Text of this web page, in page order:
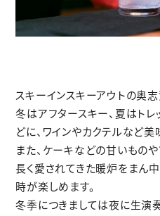
スキーインスキーアウトの奥
冬はアフタースキー、夏はト
どに、ワインやカクテルなど美
また、ケーキなどの甘いものや
長く愛されてきた暖炉をまん
時が楽しめます。
冬季につきましては夜に生演